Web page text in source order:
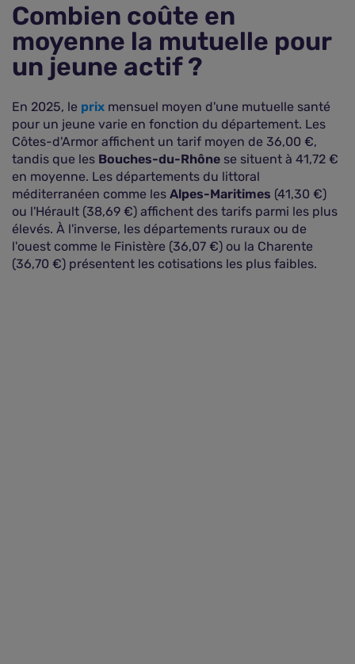
Combien coûte en
moyenne la mutuelle pour
un jeune actif ?
En 2025, le prix mensuel moyen d'une mutuelle santé
pour un jeune varie en fonction du département. Les
Côtes-d'Armor affichent un tarif moyen de 36,00 €,
tandis que les Bouches-du-Rhône se situent à 41,72 €
en moyenne. Les départements du littoral
méditerranéen comme les Alpes-Maritimes (41,30 €)
ou l'Hérault (38,69 €) affichent des tarifs parmi les plus
élevés. À l'inverse, les départements ruraux ou de
l'ouest comme le Finistère (36,07 €) ou la Charente
(36,70 €) présentent les cotisations les plus faibles.